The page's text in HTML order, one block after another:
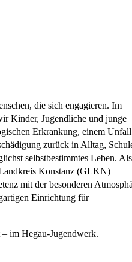
die sich engagieren. Im
Kinder, Jugendliche und junge
Erkrankung, einem Unfall
zurück in Alltag,
selbstbestimmtes Leben. Als
Konstanz (GLKN)
mit der besonderen
Einrichtung für
im Hegau-Jugendwerk.